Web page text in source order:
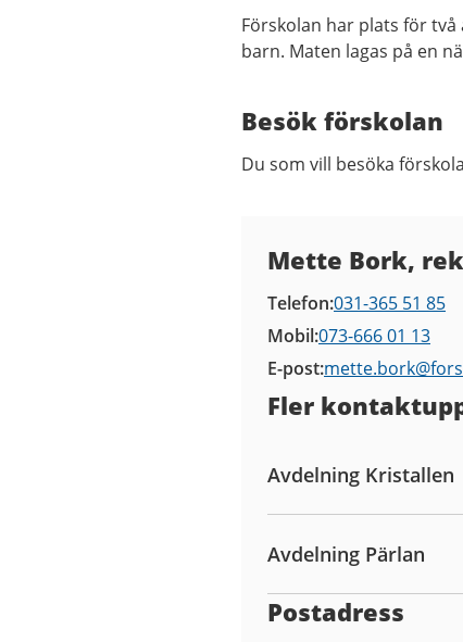
Förskolan har plats för
barn. Maten lagas på en
Besök förskolan
Du som vill besöka
Mette Bork,
Telefon 031-365 51 85
Mobil073-666 01 13
E-post mette.bork@
Fler
Avdelning Kristallen
Avdelning Pärlan
Postadress